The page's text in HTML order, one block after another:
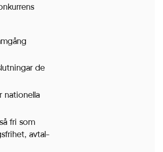
de
nationella
fri som
avtal-